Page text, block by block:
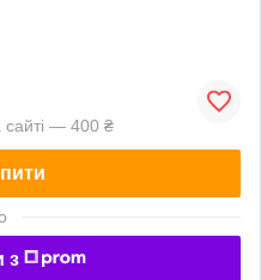
сайті — 400 ₴
з